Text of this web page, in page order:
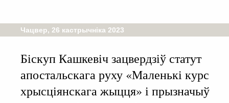
Чацвер, 26 кастрычніка 2023
Біскуп Кашкевіч зацвердзіў статут
апостальскага руху «Маленькі курс
хрысціянскага жыцця» і прызначыў